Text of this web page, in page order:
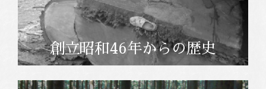
創立昭和46年からの歴史